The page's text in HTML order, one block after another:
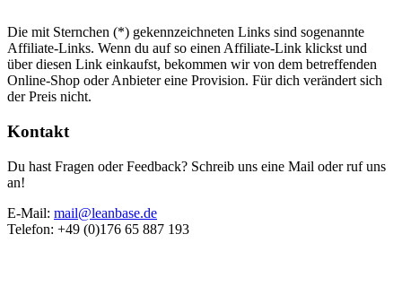
Die mit Sternchen (*) gekennzeichneten Links sind sogenannte
Affiliate-Links. Wenn du auf so einen Affiliate-Link klickst und
über diesen Link einkaufst, bekommen wir von dem betreffenden
Online-Shop oder Anbieter eine Provision. Für dich verändert sich
der Preis nicht.
Kontakt
Du hast Fragen oder Feedback? Schreib uns eine Mail oder ruf uns
an!
E-Mail: mail@leanbase.de
Telefon: +49 (0)176 65 887 193